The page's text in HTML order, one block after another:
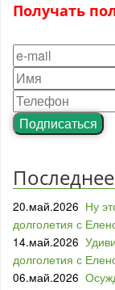
Получать
Подписаться
20.май.2026 Ну
долголетия с
14.май.2026
долголетия с
06.май.2026